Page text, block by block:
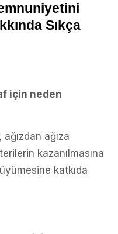
Sıkça
için neden
ağıza
kazanılmasına
katkıda